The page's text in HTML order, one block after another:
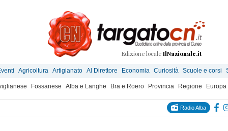
Edizione locale IlNazionale.it
Agricoltura Artigianato Al Direttore Economia Curiosità Scuole e corsi
Fossanese Alba e Langhe Bra e Roero Provincia Regione Europa
Radio Alba